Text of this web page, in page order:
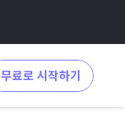
무료로 시작하기